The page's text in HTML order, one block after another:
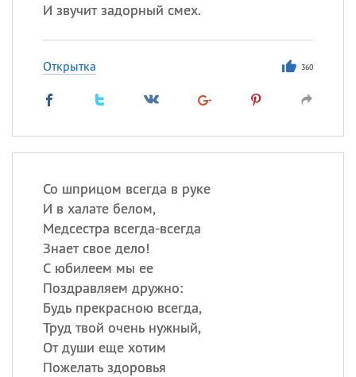
И звучит задорный смех.
Открытка 360
Со шприцом всегда в руке
И в халате белом,
Медсестра всегда-всегда
Знает свое дело!
С юбилеем мы ее
Поздравляем дружно:
Будь прекрасною всегда,
Труд твой очень нужный,
От души еще хотим
Пожелать здоровья